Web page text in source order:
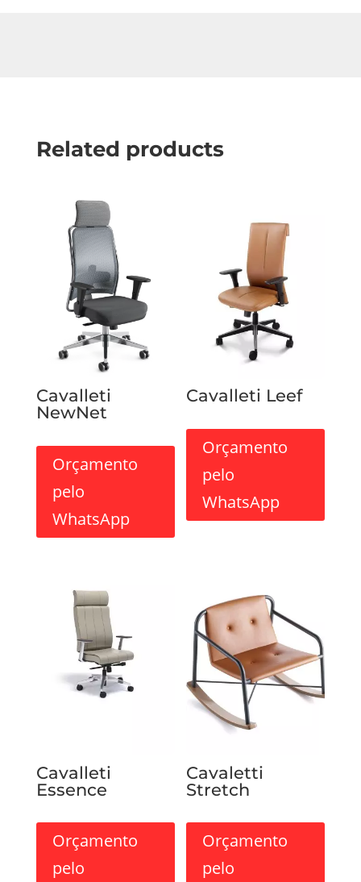
Related products
Cavalleti
NewNet
Orçamento
pelo
WhatsApp
Cavalleti Leef
Orçamento
pelo
WhatsApp
Cavalleti
Essence
Orçamento
pelo
Cavaletti
Stretch
Orçamento
pelo